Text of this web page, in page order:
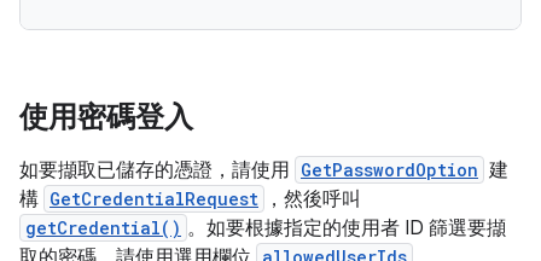
使用密碼登入
如要擷取已儲存的憑證，請使用 GetPasswordOption 建
構 GetCredentialRequest ，然後呼叫
getCredential() 。如要根據指定的使用者 ID 篩選要擷